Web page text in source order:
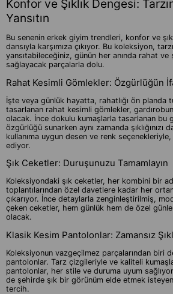
Konfor ve Şıklık Dengesi:
Yansıtın
Bu senenin erkek giyim trendleri, konfor ve
dansıyla karşımıza çıkıyor. Bu koleksiyon,
yansıtabileceğiniz, günün her anında rahat ve
sağlayacak parçalarla dolu.
Rahat Kesimli Gömlekler: Özgürlüğün
İşte veya günlük hayatta, rahatlığı ön planda
tasarlanan rahat kesimli gömlekler,
olacak. İnce dokulu kumaşlarla tasarlanan bu
özgürlüğü sunarken aynı zamanda şıklığınızı
kullanıma uygun desen ve renk
ediyor.
Şık Ceketler: Duruşunuzu Tamamlayın
Koleksiyondaki şık ceketler, her kombini bir
toplantılarından özel davetlere kadar her
çıkarıyor. İnce detaylarla zenginleştirilmiş,
çeken ceketler, hem günlük hem de özel
olacak.
Klasik Kesim Pantolonlar: Zamansız
Koleksiyonun vazgeçilmez parçalarından biri
pantolonlar. Tarz çizgileriyle ve kaliteli
pantolonlar, her stile ve duruma uyum
de şehirde şık bir görünüm elde etmek
tercih.